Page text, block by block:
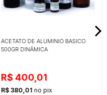
ACETATO DE ALUMINIO BASICO
500GR DINÂMICA
R$ 400,01
R$ 380,01 no pix